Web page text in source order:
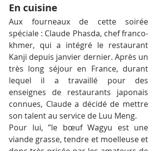
En cuisine
Aux fourneaux de cette soirée
spéciale : Claude Phasda, chef franco-
khmer, qui a intégré le restaurant
Kanji depuis janvier dernier. Après un
très long séjour en France, durant
lequel il a travaillé pour des
enseignes de restaurants japonais
connues, Claude a décidé de mettre
son talent au service de Luu Meng.
Pour lui, ”le bœuf Wagyu est une
viande grasse, tendre et moelleuse et